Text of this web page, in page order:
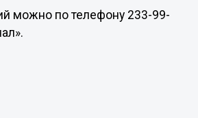
можно по телефону 233-99-